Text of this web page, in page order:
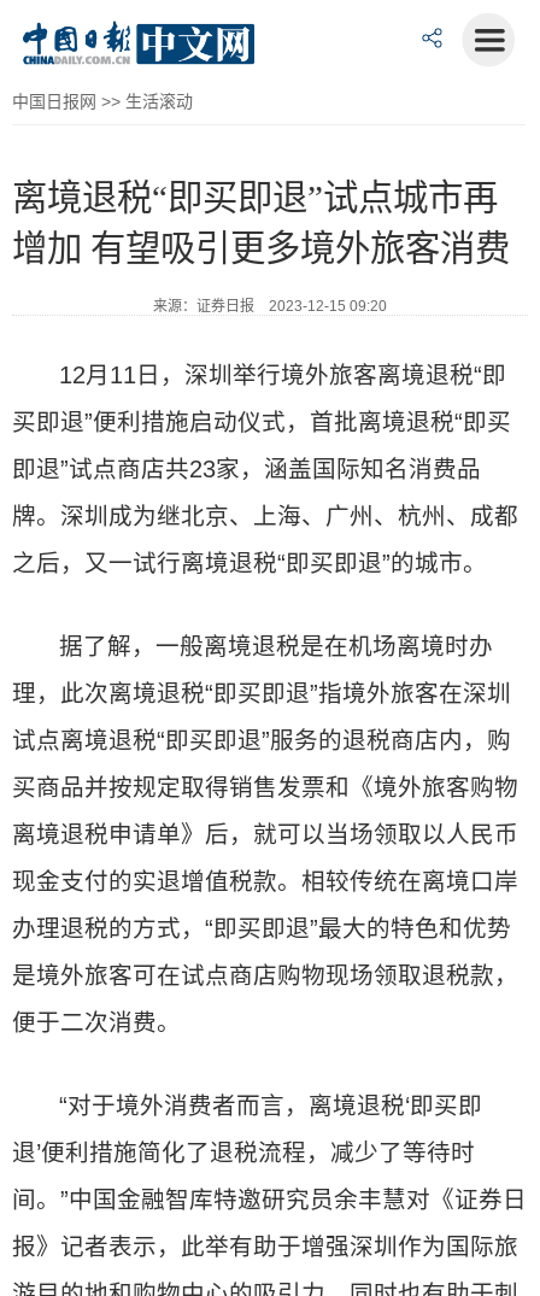
中国日报网 >> 生活滚动
离境退税“即买即退”试点城市再
增加 有望吸引更多境外旅客消费
来源：证券日报 2023-12-15 09:20
12月11日，深圳举行境外旅客离境退税“即
买即退”便利措施启动仪式，首批离境退税“即买
即退”试点商店共23家，涵盖国际知名消费品
牌。深圳成为继北京、上海、广州、杭州、成都
之后，又一试行离境退税“即买即退”的城市。
据了解，一般离境退税是在机场离境时办
理，此次离境退税“即买即退”指境外旅客在深圳
试点离境退税“即买即退”服务的退税商店内，购
买商品并按规定取得销售发票和《境外旅客购物
离境退税申请单》后，就可以当场领取以人民币
现金支付的实退增值税款。相较传统在离境口岸
办理退税的方式，“即买即退”最大的特色和优势
是境外旅客可在试点商店购物现场领取退税款，
便于二次消费。
“对于境外消费者而言，离境退税‘即买即
退’便利措施简化了退税流程，减少了等待时
间。”中国金融智库特邀研究员余丰慧对《证券日
报》记者表示，此举有助于增强深圳作为国际旅